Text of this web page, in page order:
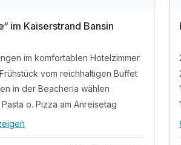
im Kaiserstrand Bansin
im komfortablen Hotelzimmer
vom reichhaltigen Buffet
in der Beacheria wählen
o. Pizza am Anreisetag